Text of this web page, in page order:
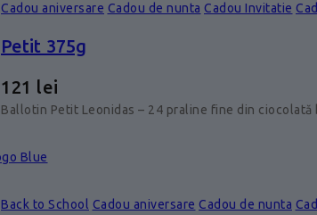
Cadou aniversare Cadou de nunta Cadou Invitatie
Petit 375g
121 lei
Ballotin Petit Leonidas – 24 praline fine din
Back to School Cadou aniversare Cadou de nunta